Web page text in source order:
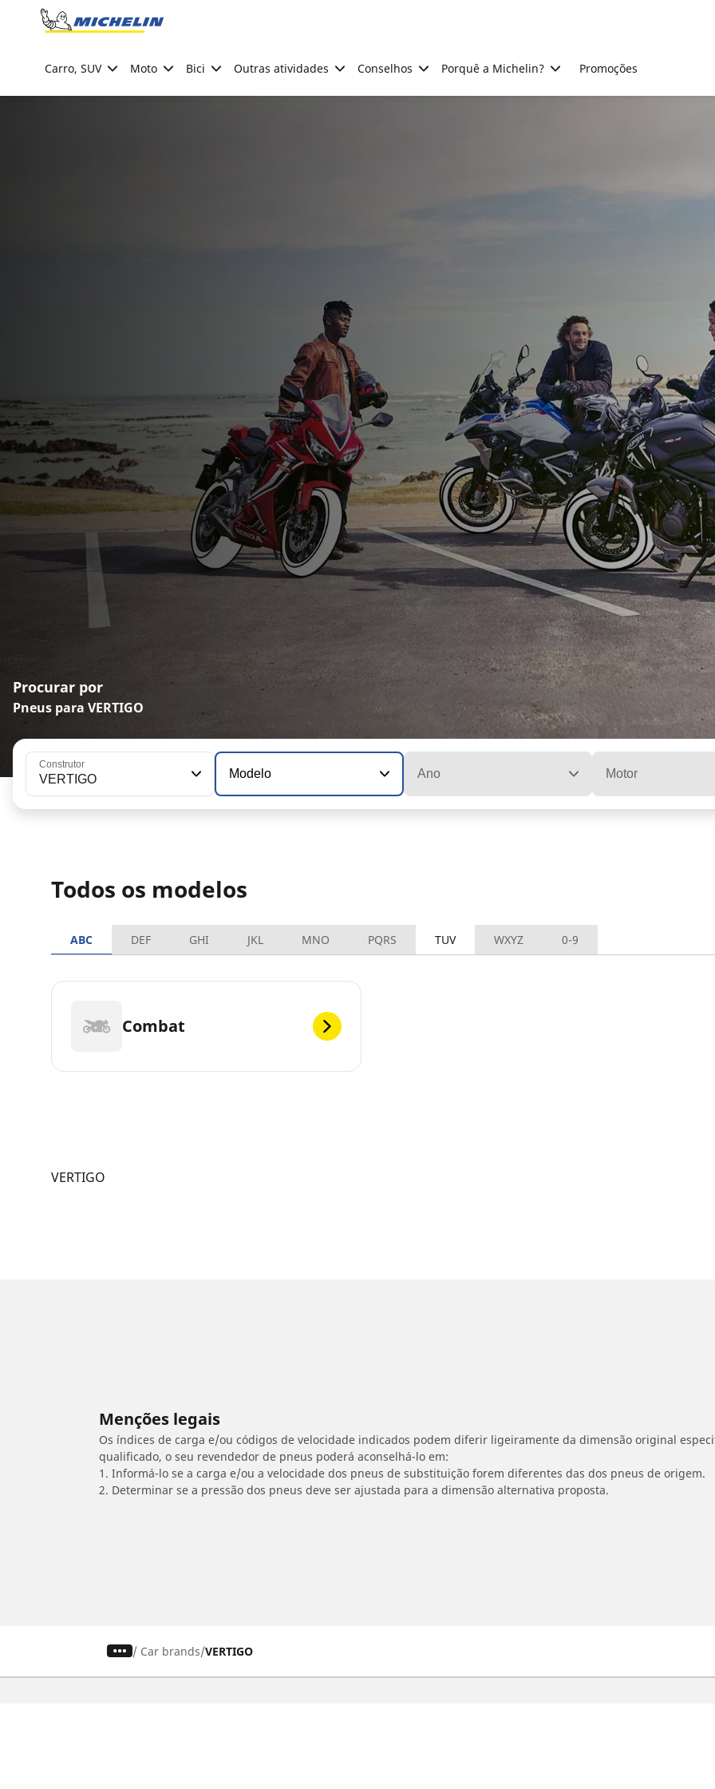
Go to page content
Carro, SUV Moto Bici Outras atividades Conselhos Porquê a Michelin? Promoções
Procurar por
Pneus para VERTIGO
Construtor
VERTIGO Modelo Ano Motor
Todos os modelos
ABC DEF GHI JKL MNO PQRS TUV WXYZ 0-9
Combat
VERTIGO
Menções legais
Os índices de carga e/ou códigos de velocidade indicados podem diferir ligeiramente da dimensão original
qualificado, o seu revendedor de pneus poderá aconselhá-lo em:
1. Informá-lo se a carga e/ou a velocidade dos pneus de substituição forem diferentes das dos pneus de origem.
2. Determinar se a pressão dos pneus deve ser ajustada para a dimensão alternativa proposta.
/ Car brands VERTIGO